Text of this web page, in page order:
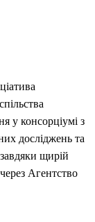
у консорціумі з
досліджень та
щирій
Агентство